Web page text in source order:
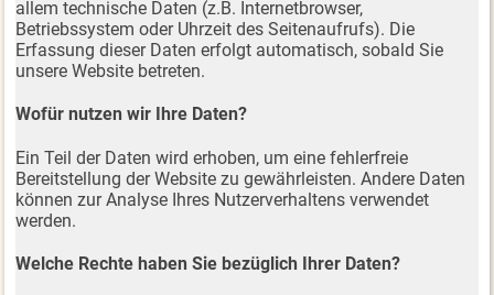
allem technische Daten (z.B. Internetbrowser,
Betriebssystem oder Uhrzeit des Seitenaufrufs). Die
Erfassung dieser Daten erfolgt automatisch, sobald Sie
unsere Website betreten.
Wofür nutzen wir Ihre Daten?
Ein Teil der Daten wird erhoben, um eine fehlerfreie
Bereitstellung der Website zu gewährleisten. Andere Daten
können zur Analyse Ihres Nutzerverhaltens verwendet
werden.
Welche Rechte haben Sie bezüglich Ihrer Daten?